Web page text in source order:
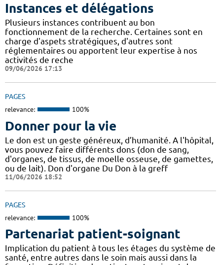
Instances et délégations
Plusieurs instances contribuent au bon
fonctionnement de la recherche. Certaines sont en
charge d'aspets stratégiques, d'autres sont
réglementaires ou apportent leur expertise à nos
activités de reche
09/06/2026 17:13
PAGES
relevance: 100%
Donner pour la vie
Le don est un geste généreux, d’humanité. A l'hôpital,
vous pouvez faire différents dons (don de sang,
d'organes, de tissus, de moelle osseuse, de gamettes,
ou de lait). Don d'organe Du Don à la greff
11/06/2026 18:52
PAGES
relevance: 100%
Partenariat patient-soignant
Implication du patient à tous les étages du système de
santé, entre autres dans le soin mais aussi dans la